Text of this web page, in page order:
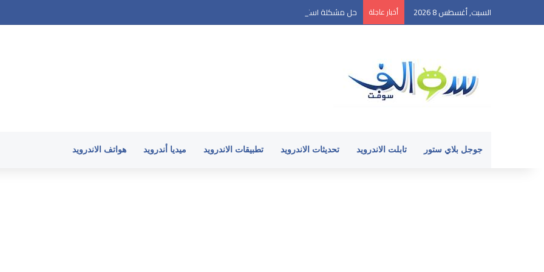
السبت, أغسطس 8 2026 أخبار عاجلة حل مشكلة استنزاف بطارية الأندرويد وارتفاع حرارة الهاتف في 2026
جوجل بلاي ستور تابلت الاندرويد تحديثات الاندرويد تطبيقات الاندرويد ميديا أندرويد هواتف الاندرويد